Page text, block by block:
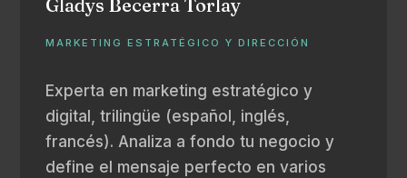
Gladys Becerra Torlay
MARKETING ESTRATÉGICO Y DIRECCIÓN
Experta en marketing estratégico y
digital, trilingüe (español, inglés,
francés). Analiza a fondo tu negocio y
define el mensaje perfecto en varios